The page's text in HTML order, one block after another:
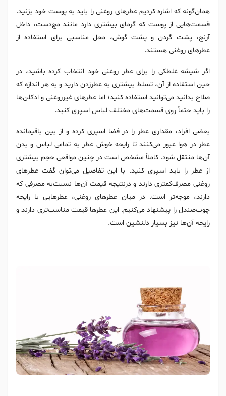
همان‌گونه که اشاره کردیم عطرهای روغنی را باید به پوست خود بزنید.
قسمت‌هایی از پوست که گرمای بیشتری دارد مانند مچ‌دست، داخل
آرنج، پشت گردن و پشت گوش، محل مناسبی برای استفاده از
عطرهای روغنی هستند.
اگر شیشه غلطکی را برای عطر روغنی خود انتخاب کرده باشید، در
حین استفاده از آن، تسلط بیشتری به عطرزدن دارید و به هر اندازه که
صلاح بدانید می‌توانید استفاده کنید؛ اما عطرهای غیرروغنی و ادکلن‌ها
را باید حتماً روی قسمت‌های مختلف لباس اسپری کنید.
بعضی‌ افراد، مقداری عطر را در فضا اسپری کرده و از بین باقیمانده
عطر در هوا عبور می‌کنند تا رایحه خوش عطر به تمامی لباس و بدن
آن‌ها منتقل شود. کاملاً مشخص است در چنین مواقعی حجم بیشتری
از عطر را باید اسپری کنید. با این تفاصیل می‌توان گفت عطرهای
روغنی مصرف‌کمتری دارند و درنتیجه قیمت آن‌ها نسبت‌به مصرفی که
دارند، موجه‌تر است. در میان عطرهای روغنی، عطرهایی با رایحه
چوب‌صندل را پیشنهاد می‌کنیم. این عطرها قیمت مناسب‌تری دارند و
رایحه‌ آن‌ها نیز بسیار دلنشین است.